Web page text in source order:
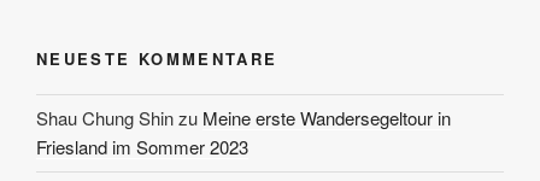
NEUESTE KOMMENTARE
Shau Chung Shinzu Meine erste Wandersegeltour in
Friesland im Sommer 2023